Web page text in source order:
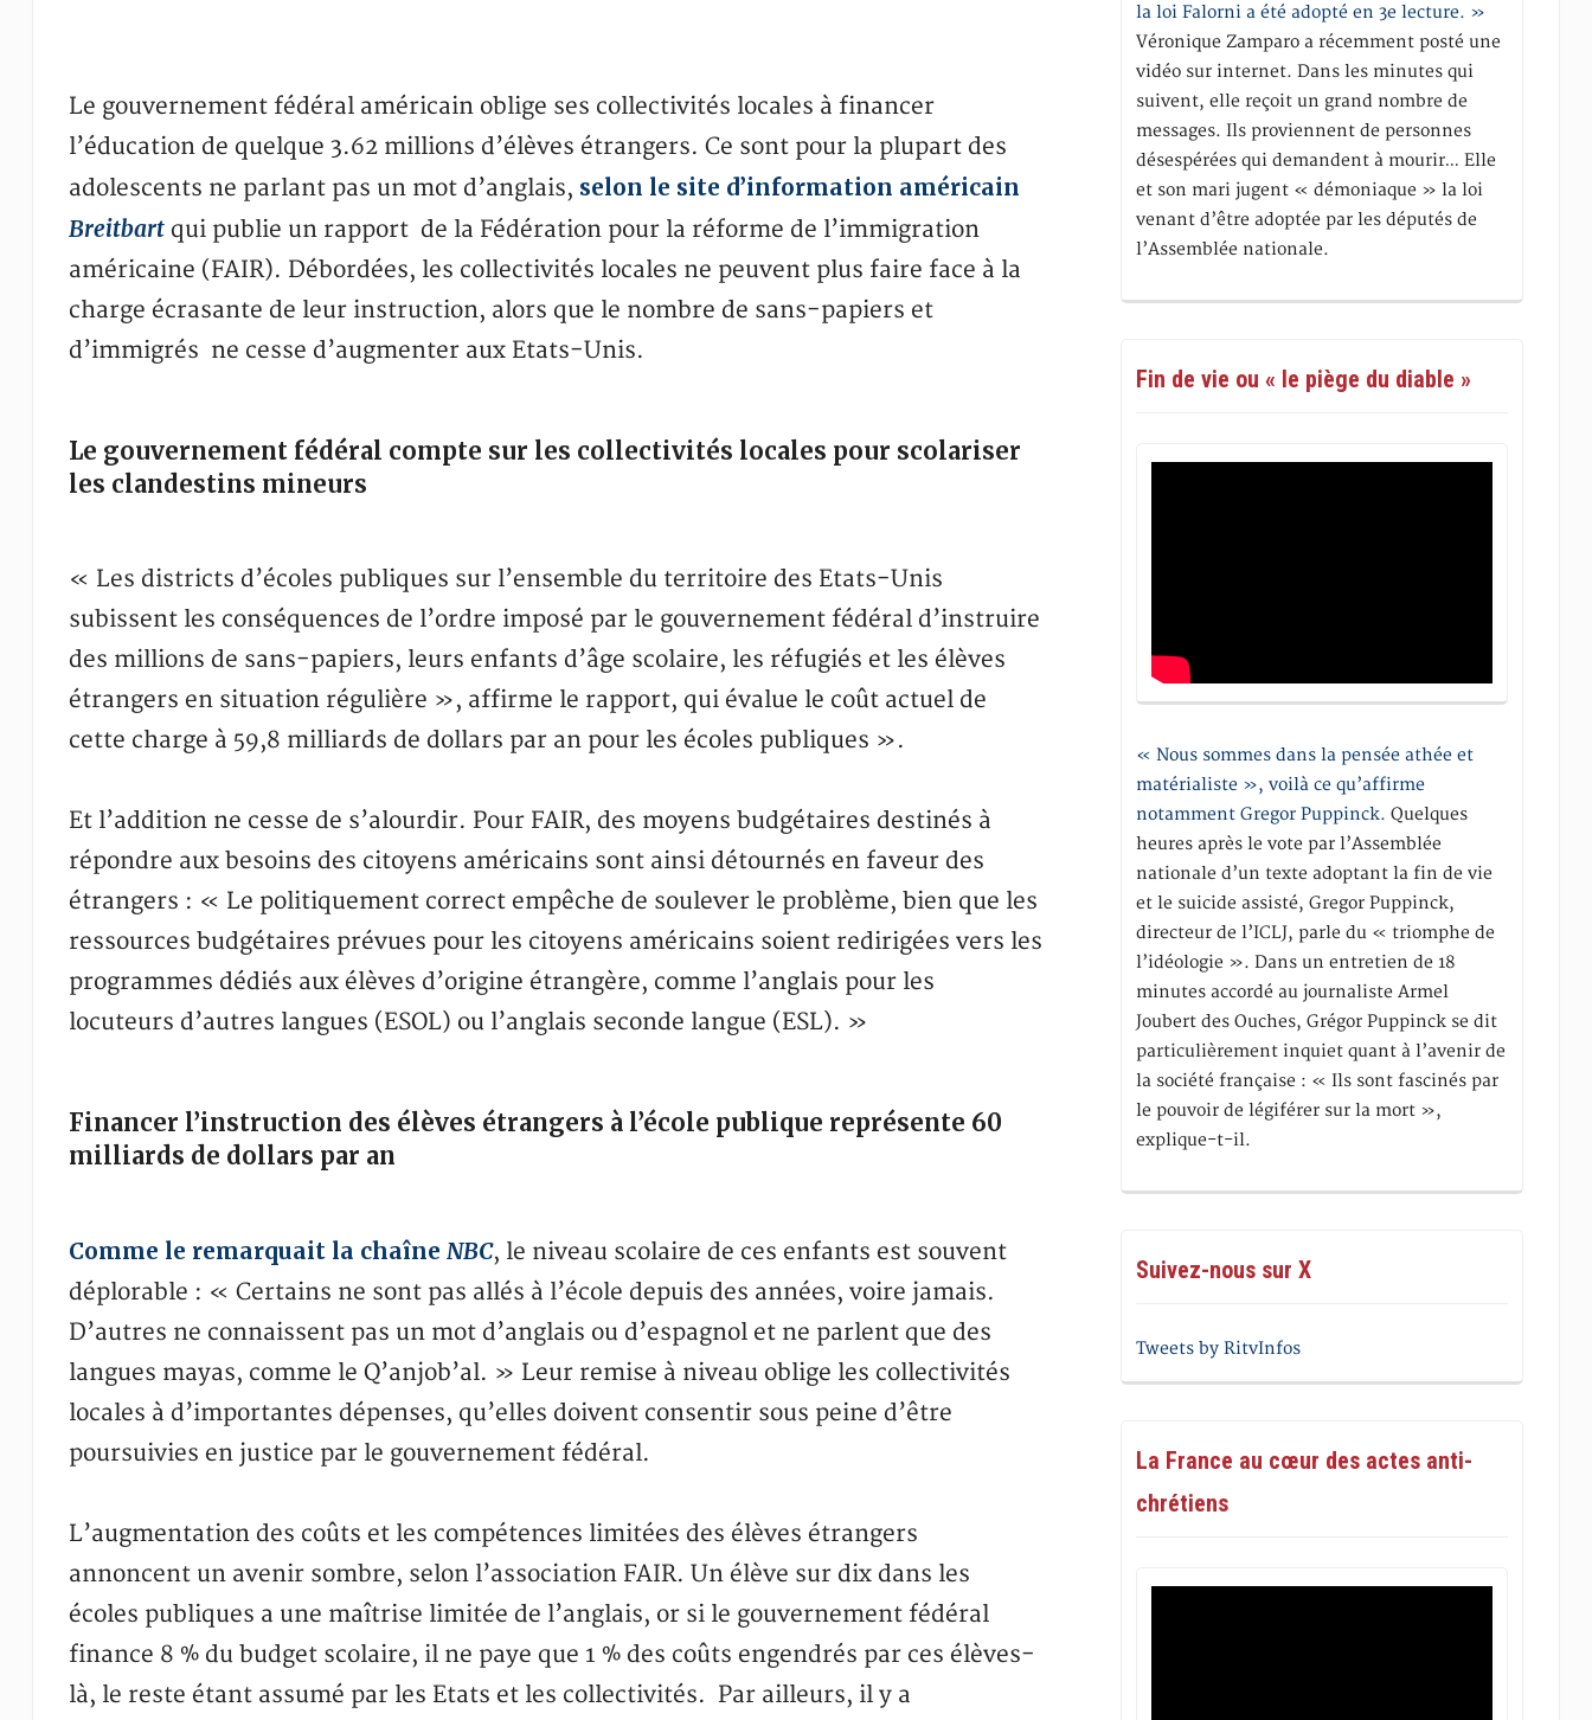
Le gouvernement fédéral américain oblige ses collectivités locales à financer
l’éducation de quelque 3.62 millions d’élèves étrangers. Ce sont pour la plupart des
adolescents ne parlant pas un mot d’anglais, selon le site d’information américain
Breitbartqui publie un rapport de la Fédération pour la réforme de l’immigration
américaine (FAIR). Débordées, les collectivités locales ne peuvent plus faire face à la
charge écrasante de leur instruction, alors que le nombre de sans-papiers et
d’immigrés ne cesse d’augmenter aux Etats-Unis.
Le gouvernement fédéral compte sur les collectivités locales pour scolariser
les clandestins mineurs
« Les districts d’écoles publiques sur l’ensemble du territoire des Etats-Unis
subissent les conséquences de l’ordre imposé par le gouvernement fédéral d’instruire
des millions de sans-papiers, leurs enfants d’âge scolaire, les réfugiés et les élèves
étrangers en situation régulière », affirme le rapport, qui évalue le coût actuel de
cette charge à 59,8 milliards de dollars par an pour les écoles publiques ».
Et l’addition ne cesse de s’alourdir. Pour FAIR, des moyens budgétaires destinés à
répondre aux besoins des citoyens américains sont ainsi détournés en faveur des
étrangers : « Le politiquement correct empêche de soulever le problème, bien que les
ressources budgétaires prévues pour les citoyens américains soient redirigées vers les
programmes dédiés aux élèves d’origine étrangère, comme l’anglais pour les
locuteurs d’autres langues (ESOL) ou l’anglais seconde langue (ESL). »
Financer l’instruction des élèves étrangers à l’école publique représente 60
milliards de dollars par an
Comme le remarquait la chaîne NBC, le niveau scolaire de ces enfants est souvent
déplorable : « Certains ne sont pas allés à l’école depuis des années, voire jamais.
D’autres ne connaissent pas un mot d’anglais ou d’espagnol et ne parlent que des
langues mayas, comme le Q’anjob’al. » Leur remise à niveau oblige les collectivités
locales à d’importantes dépenses, qu’elles doivent consentir sous peine d’être
poursuivies en justice par le gouvernement fédéral.
L’augmentation des coûts et les compétences limitées des élèves étrangers
annoncent un avenir sombre, selon l’association FAIR. Un élève sur dix dans les
écoles publiques a une maîtrise limitée de l’anglais, or si le gouvernement fédéral
finance 8 % du budget scolaire, il ne paye que 1 % des coûts engendrés par ces élèves-
là, le reste étant assumé par les Etats et les collectivités. Par ailleurs, il y a
la loi Falorni a été adopté en 3e lecture. »
Véronique Zamparo a récemment posté une
vidéo sur internet. Dans les minutes qui
suivent, elle reçoit un grand nombre de
messages. Ils proviennent de personnes
désespérées qui demandent à mourir… Elle
et son mari jugent « démoniaque » la loi
venant d’être adoptée par les députés de
l’Assemblée nationale.
Fin de vie ou « le piège du diable »
« Nous sommes dans la pensée athée et
matérialiste », voilà ce qu’affirme
notamment Gregor Puppinck. Quelques
heures après le vote par l’Assemblée
nationale d’un texte adoptant la fin de vie
et le suicide assisté, Gregor Puppinck,
directeur de l’ICLJ, parle du « triomphe de
l’idéologie ». Dans un entretien de 18
minutes accordé au journaliste Armel
Joubert des Ouches, Grégor Puppinck se dit
particulièrement inquiet quant à l’avenir de
la société française : « Ils sont fascinés par
le pouvoir de légiférer sur la mort »,
explique-t-il.
Suivez-nous sur X
Tweets by RitvInfos
La France au cœur des actes anti-
chrétiens